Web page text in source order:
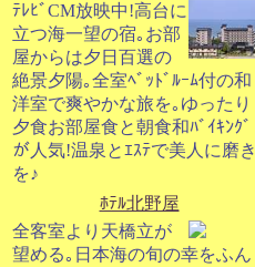
ﾃﾚﾋﾞCM放映中!高台に
立つ海一望の宿｡お部
屋からは夕日百選の
絶景夕陽｡全室ﾍﾞｯﾄﾞﾙｰﾑ付の和
洋室で爽やかな旅を｡ゆったり
夕食お部屋食と朝食和ﾊﾞｲｷﾝｸﾞ
が人気!温泉とｴｽﾃで美人に磨き
を♪
ﾎﾃﾙ北野屋
全客室より天橋立が
望める｡日本海の旬の幸をふん